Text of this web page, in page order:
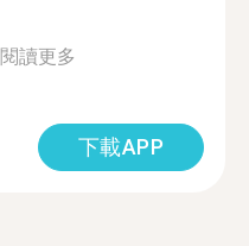
閱讀更多
下載APP